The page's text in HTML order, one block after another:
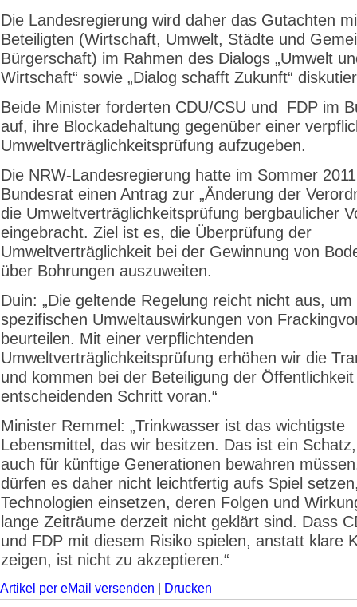
Die Landesregierung wird daher das Gutachten
Beteiligten (Wirtschaft, Umwelt, Städte und
Bürgerschaft) im Rahmen des Dialogs „Umwelt
Wirtschaft“ sowie „Dialog schafft Zukunft“
Beide Minister forderten CDU/CSU und FDP im
auf, ihre Blockadehaltung gegenüber einer
Umweltverträglichkeitsprüfung aufzugeben.
Die NRW-Landesregierung hatte im Sommer
Bundesrat einen Antrag zur „Änderung der
die Umweltverträglichkeitsprüfung bergbaulicher
eingebracht. Ziel ist es, die Überprüfung der
Umweltverträglichkeit bei der Gewinnung von
über Bohrungen auszuweiten.
Duin: „Die geltende Regelung reicht nicht aus, um
spezifischen Umweltauswirkungen von
beurteilen. Mit einer verpflichtenden
Umweltverträglichkeitsprüfung erhöhen wir die
und kommen bei der Beteiligung der
entscheidenden Schritt voran.“
Minister Remmel: „Trinkwasser ist das wichtigste
Lebensmittel, das wir besitzen. Das ist ein
auch für künftige Generationen bewahren
dürfen es daher nicht leichtfertig aufs Spiel
Technologien einsetzen, deren Folgen und
lange Zeiträume derzeit nicht geklärt sind. Dass
und FDP mit diesem Risiko spielen, anstatt klare
zeigen, ist nicht zu akzeptieren.“
Artikel per eMail versenden Drucken